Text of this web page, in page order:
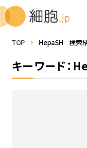
TOP HepaSH 検索
キーワード：